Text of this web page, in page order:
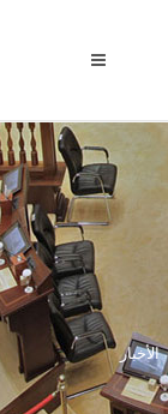
الأخبار